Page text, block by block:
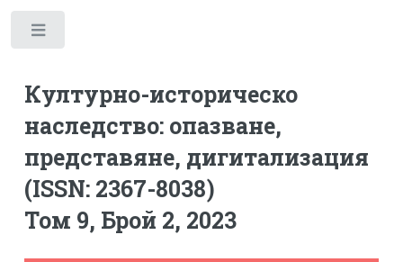
Културно-историческо
наследство: опазване,
представяне, дигитализация
(ISSN: 2367-8038)
Том 9, Брой 2, 2023